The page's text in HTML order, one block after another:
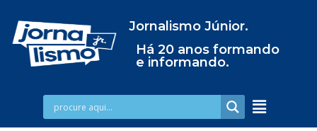
Jornalismo Júnior.
Há 20 anos formando
e informando.